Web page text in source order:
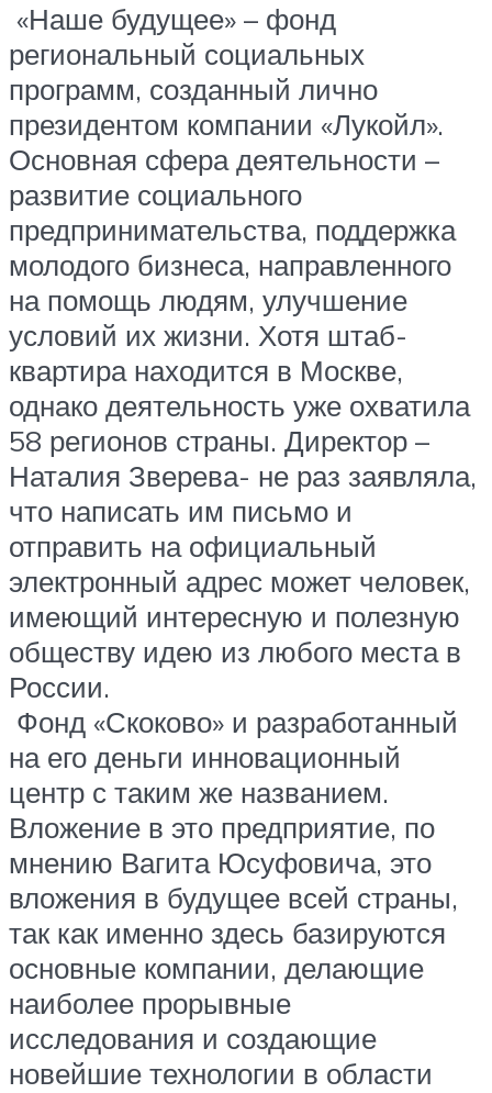
«Наше будущее» – фонд
региональный социальных
программ, созданный лично
президентом компании «Лукойл».
Основная сфера деятельности –
развитие социального
предпринимательства, поддержка
молодого бизнеса, направленного
на помощь людям, улучшение
условий их жизни. Хотя штаб-
квартира находится в Москве,
однако деятельность уже охватила
58 регионов страны. Директор –
Наталия Зверева- не раз заявляла,
что написать им письмо и
отправить на официальный
электронный адрес может человек,
имеющий интересную и полезную
обществу идею из любого места в
России.
Фонд «Скоково» и разработанный
на его деньги инновационный
центр с таким же названием.
Вложение в это предприятие, по
мнению Вагита Юсуфовича, это
вложения в будущее всей страны,
так как именно здесь базируются
основные компании, делающие
наиболее прорывные
исследования и создающие
новейшие технологии в области